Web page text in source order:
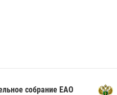
собрание ЕАО